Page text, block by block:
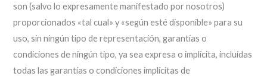
son (salvo lo expresamente manifestado por nosotros)
proporcionados «tal cual» y «según esté disponible» para su
uso, sin ningún tipo de representación, garantías o
condiciones de ningún tipo, ya sea expresa o implícita, incluídas
todas las garantías o condiciones implícitas de